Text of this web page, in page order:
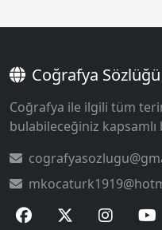
Coğrafya Sözlüğü
Coğrafya ile ilgili tüm
bulabileceğiniz